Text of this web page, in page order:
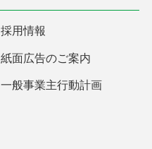
採用情報
紙面広告のご案内
一般事業主行動計画